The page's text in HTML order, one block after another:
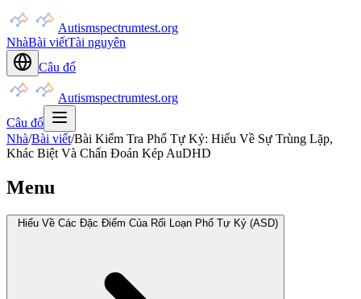
Autismspectrumtest.org
NhàBài viếtTài nguyên
Câu đố
Autismspectrumtest.org
Câu đố
Nhà/Bài viết/Bài Kiểm Tra Phổ Tự Kỷ: Hiểu Về Sự Trùng Lặp,
Khác Biệt Và Chẩn Đoán Kép AuDHD
Menu
Hiểu Về Các Đặc Điểm Của Rối Loạn Phổ Tự Kỷ (ASD)